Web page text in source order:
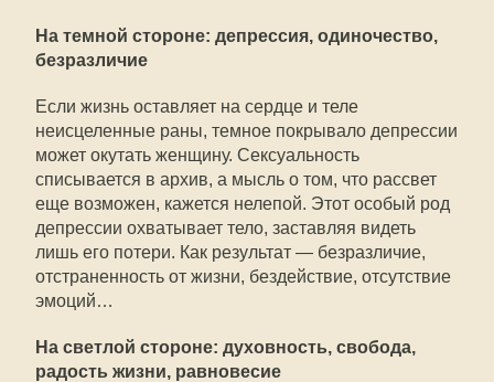
На темной стороне: депрессия, одиночество,
безразличие
Если жизнь оставляет на сердце и теле
неисцеленные раны, темное покрывало депрессии
может окутать женщину. Сексуальность
списывается в архив, а мысль о том, что рассвет
еще возможен, кажется нелепой. Этот особый род
депрессии охватывает тело, заставляя видеть
лишь его потери. Как результат — безразличие,
отстраненность от жизни, бездействие, отсутствие
эмоций…
На светлой стороне: духовность, свобода,
радость жизни, равновесие